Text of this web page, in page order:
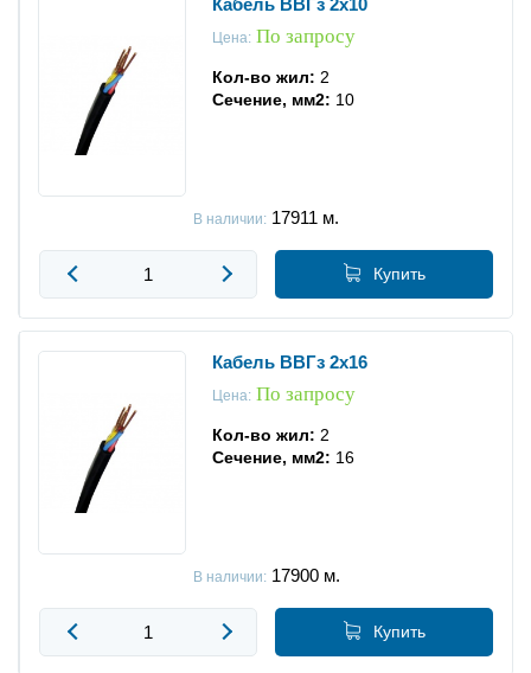
Кабель силовой АВБбШв
Кабель силовой ВВГзнг
Кабель силовой ВВГнг-LS-П
Кабель силовой ВВГнг-LS
Кабель силовой ВБбШвнг-LS
Кабель силовой АВБбШнг-LS
Кабель силовой ВБШв
Кабель силовой ВБШвнг
Кабель силовой ВБШвнг-LS
Кабель силовой ВВГнг-FRLS-П
Кабель силовой ВБбШнг-LS
Кабель силовой ВВГнг-FRLS
Цена:По запросу
Кол-во жил: 2
Сечение, мм2: 10
В наличии: 17911 м.
Купить
Кабель ВВГз 2x16
Цена:По запросу
Кол-во жил: 2
Сечение, мм2: 16
В наличии:17900 м.
Купить